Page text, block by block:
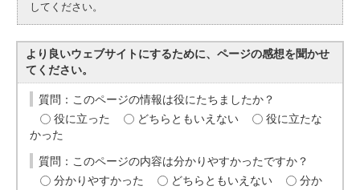
してください。
より良いウェブサイトにするために、ページの感想を聞かせ
てください。
質問：このページの情報は役にたちましたか？
役に立った
どちらともいえない
役に立たな
かった
質問：このページの内容は分かりやすかったですか？
分かりやすかった
どちらともいえない
分か